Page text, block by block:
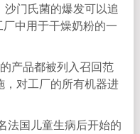
门氏菌的爆发可以追
中用于干燥奶粉的一
产品都被列入召回范
对工厂的所有机器进
法国儿童生病后开始的